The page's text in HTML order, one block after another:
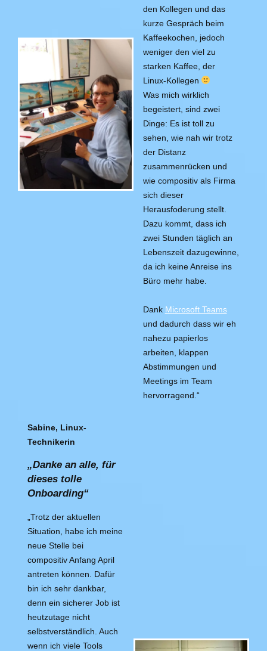
den Kollegen und das
kurze Gespräch beim
Kaffeekochen, jedoch
weniger den viel zu
starken Kaffee, der
Linux-Kollegen
Was mich wirklich
begeistert, sind zwei
Dinge: Es ist toll zu
sehen, wie nah wir trotz
der Distanz
zusammenrücken und
wie compositiv als Firma
sich dieser
Herausfoderung stellt.
Dazu kommt, dass ich
zwei Stunden täglich an
Lebenszeit dazugewinne,
da ich keine Anreise ins
Büro mehr habe.
Dank Microsoft Teams
und dadurch dass wir eh
nahezu papierlos
arbeiten, klappen
Abstimmungen und
Meetings im Team
hervorragend.“
Sabine, Linux-
Technikerin
„Danke an alle, für
dieses tolle
Onboarding“
„Trotz der aktuellen
Situation, habe ich meine
neue Stelle bei
compositiv Anfang April
antreten können. Dafür
bin ich sehr dankbar,
denn ein sicherer Job ist
heutzutage nicht
selbstverständlich. Auch
wenn ich viele Tools